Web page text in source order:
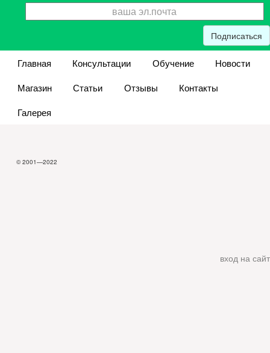
Подписаться
Главная Консультации Обучение
Новости
Магазин
Статьи Отзывы
Контакты
Галерея
© 2001—2022
вход на сайт